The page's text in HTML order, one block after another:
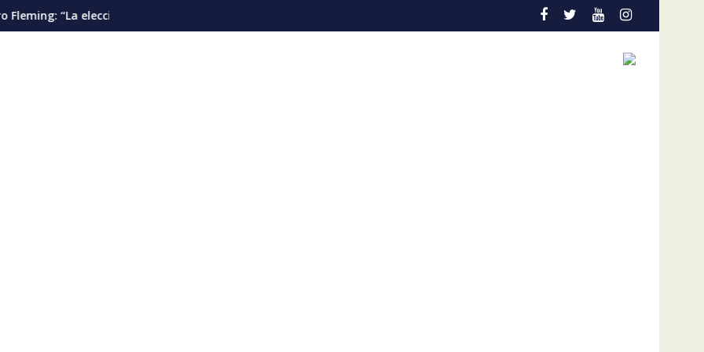
presidencial debería pautarse para diciembre de 2028”
Cáncer de pulmón en Venezuela: la detección temprana es la gran aliada para salvar vidas
Admisión de culpa